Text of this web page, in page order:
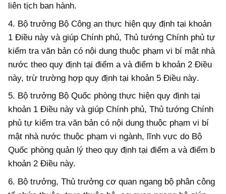
liên tịch ban hành.
4. Bộ trưởng Bộ Công an thực hiện quy định tại khoản
1 Điều này và giúp Chính phủ, Thủ tướng Chính phủ tự
kiểm tra văn bản có nội dung thuộc phạm vi bí mật nhà
nước theo quy định tại điểm a và điểm b khoản 2 Điều
này, trừ trường hợp quy định tại khoản 5 Điều này.
5. Bộ trưởng Bộ Quốc phòng thực hiện quy định tại
khoản 1 Điều này và giúp Chính phủ, Thủ tướng Chính
phủ tự kiểm tra văn bản có nội dung thuộc phạm vi bí
mật nhà nước thuộc phạm vi ngành, lĩnh vực do Bộ
Quốc phòng quản lý theo quy định tại điểm a và điểm b
khoản 2 Điều này.
6. Bộ trưởng, Thủ trưởng cơ quan ngang bộ phân công